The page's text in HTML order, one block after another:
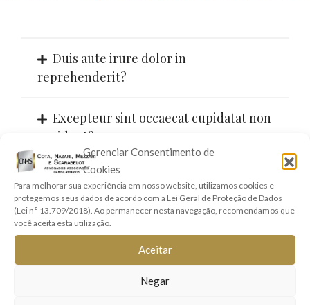
Gerenciar Consentimento de
Cookies
Para melhorar sua experiência em nosso website, utilizamos cookies e
protegemos seus dados de acordo com a Lei Geral de Proteção de Dados
(Lei n° 13.709/2018). Ao permanecer nesta navegação, recomendamos que
você aceita esta utilização.
Aceitar
Negar
Duis aute irure dolor in
reprehenderit?
Excepteur sint occaecat cupidatat non
proident?
Fugiat quo voluptas nulla pariatur?
Nisi ut aliquid ex ea commodi
consequatur?
Quia consequuntur magni dolores